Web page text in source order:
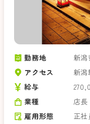
勤務地
新
アクセス
新
給与
業種
店長
雇用形態
正社